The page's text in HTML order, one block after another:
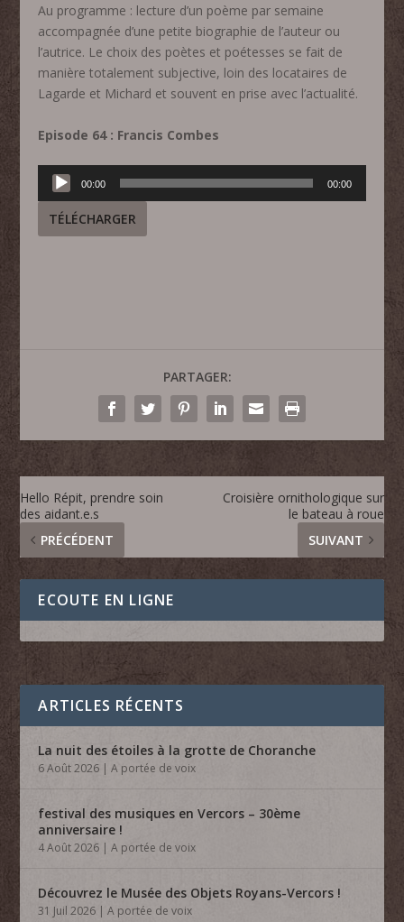
Au programme : lecture d’un poème par semaine
accompagnée d’une petite biographie de l’auteur ou
l’autrice. Le choix des poètes et poétesses se fait de
manière totalement subjective, loin des locataires de
Lagarde et Michard et souvent en prise avec l’actualité.
Episode 64 : Francis Combes
Lecteur
audio
00:00 00:00
TÉLÉCHARGER
PARTAGER:
Hello Répit, prendre soin
des aidant.e.s
PRÉCÉDENT
Croisière ornithologique sur
le bateau à roue
SUIVANT
ECOUTE EN LIGNE
ARTICLES RÉCENTS
La nuit des étoiles à la grotte de Choranche
6 Août 2026 |A portée de voix
festival des musiques en Vercors – 30ème
anniversaire !
4 Août 2026 |A portée de voix
Découvrez le Musée des Objets Royans-Vercors !
31 Juil 2026 |A portée de voix